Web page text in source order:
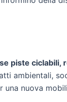
piste ciclabili,
ambientali,
una nuova